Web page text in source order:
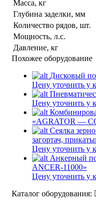
Масса, кг
Глубина заделки, мм
Количество рядов, шт.
Мощность, л.с.
Давление, кг
Похожее оборудование
Дисковый
Цену уточнить у
Цену уточнить у
«AGRATOR —
Сеялка
загортач,
Цену уточнить у
Анкерный
ANCER-11000»
Цену уточнить у
Каталог оборудования: